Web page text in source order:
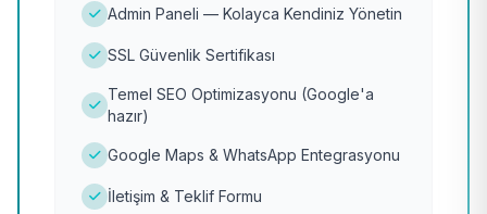
Admin Paneli — Kolayca Kendiniz Yönetin
SSL Güvenlik Sertifikası
Temel SEO Optimizasyonu (Google'a
hazır)
Google Maps & WhatsApp Entegrasyonu
İletişim & Teklif Formu